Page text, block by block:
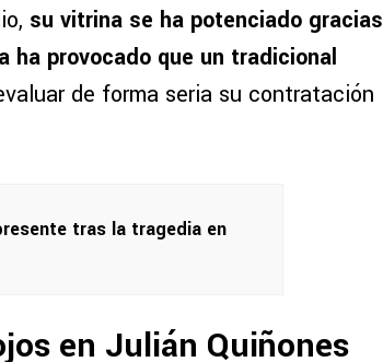
su vitrina se ha potenciado gracias
ha provocado que un tradicional
de forma seria su contratación
tras la tragedia en
en Julián Quiñones